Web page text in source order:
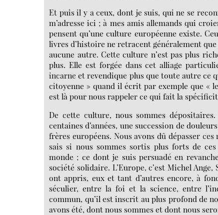
Et puis il y a ceux, dont je suis, qui ne se
m’adresse ici ; à mes amis allemands qui
pensent qu’une culture européenne existe.
livres d’histoire ne retracent généralement
aucune autre. Cette culture n’est pas plus
plus. Elle est forgée dans cet alliage
incarne et revendique plus que toute autre ce
citoyenne » quand il écrit par exemple que «
est là pour nous rappeler ce qui fait la
De cette culture, nous sommes
centaines d’années, une succession de
frères européens. Nous avons dû dépasser
sais si nous sommes sortis plus forts de
monde ; ce dont je suis persuadé en
société solidaire. L’Europe, c’est Michel
ont appris, eux et tant d’autres encore, à
séculier, entre la foi et la science, entre
commun, qu’il est inscrit au plus profond de
avons été, dont nous sommes et dont nous